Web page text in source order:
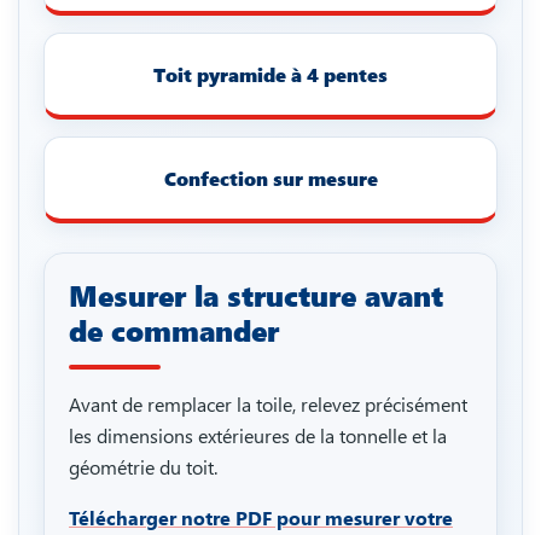
Toit pyramide à 4 pentes
Confection sur mesure
Mesurer la structure avant
de commander
Avant de remplacer la toile, relevez précisément
les dimensions extérieures de la tonnelle et la
géométrie du toit.
Télécharger notre PDF pour mesurer votre